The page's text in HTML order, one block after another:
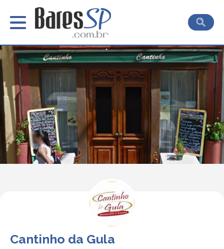
Cantinho da Gula